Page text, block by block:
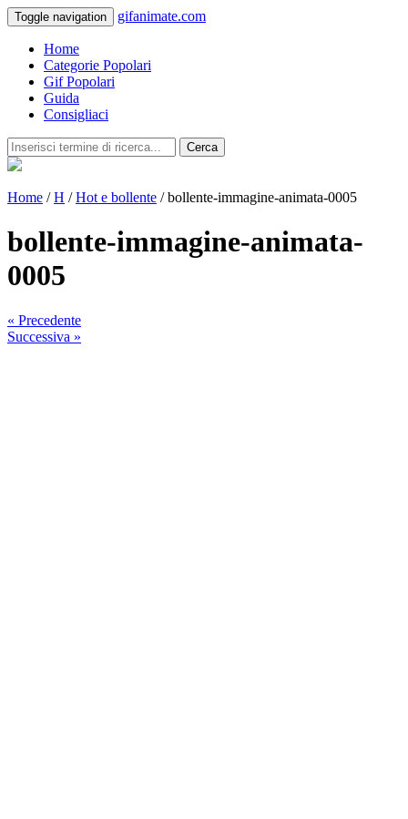
Toggle navigation gifanimate.com
Home
Categorie Popolari
Gif Popolari
Guida
Consigliaci
Cerca
Home /H /Hot e bollente / bollente-immagine-animata-0005
bollente-immagine-animata-
0005
« Precedente
Successiva »